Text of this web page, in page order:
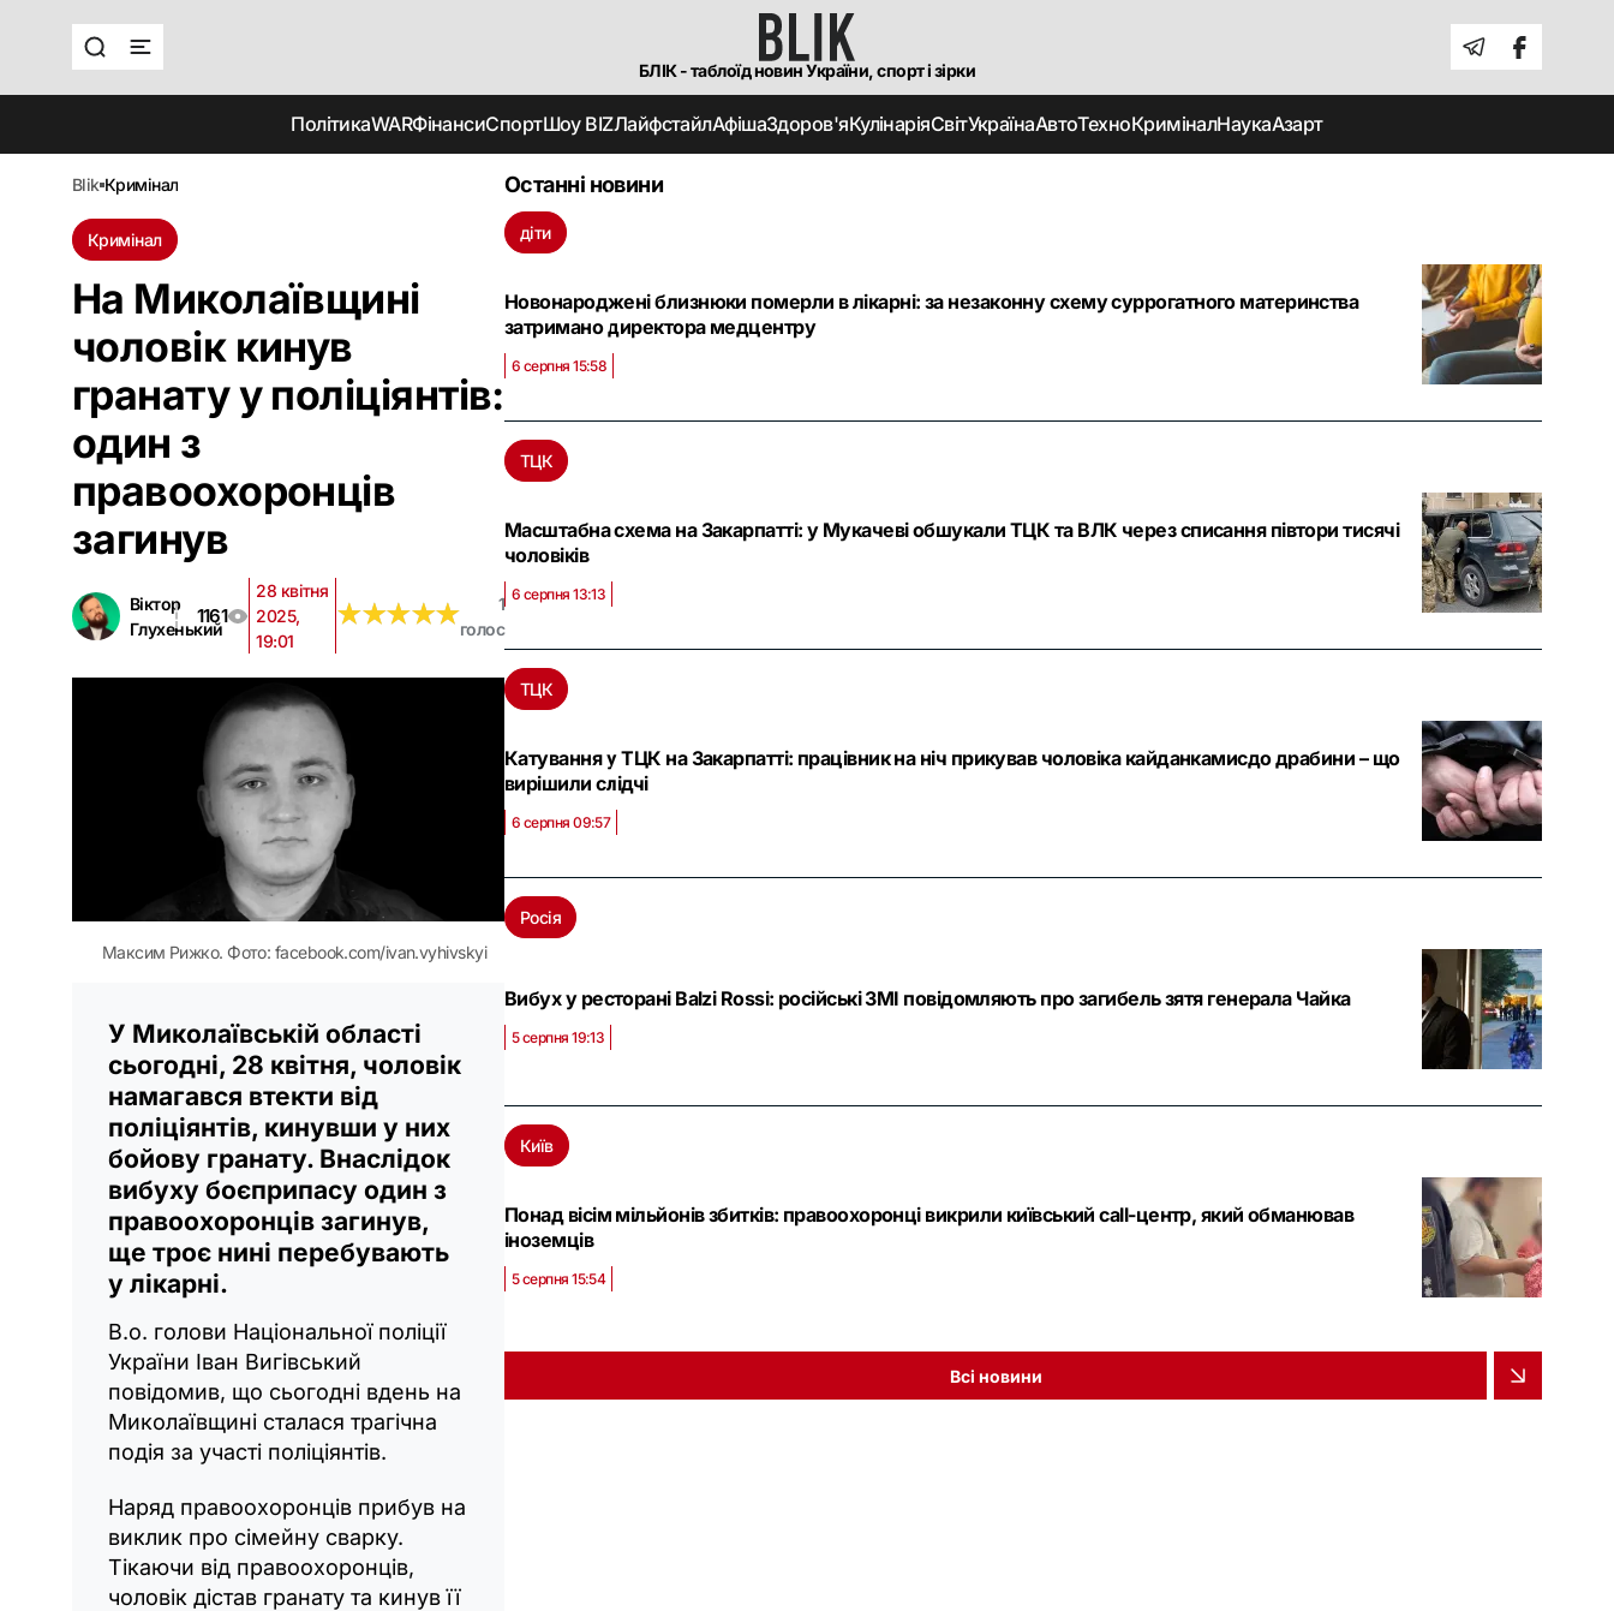
БЛІК - таблоїд новин України, спорт і зірки
ПолітикаWARФінансиСпортШоу BIZЛайфстайлАфішаЗдоров'яКулінаріяСвітУкраїнаАвтоТехноКриміналНаукаАзарт
blik кримінал
Кримінал
На Миколаївщині
чоловік кинув
гранату у поліціянтів:
один з
правоохоронців
загинув
Віктор
Глухенький
1161
28 квітня
2025,
19:01
★★★★★
★★★★★
1
голос
Максим Рижко. Фото: facebook.com/ivan.vyhivskyi
У Миколаївській області
сьогодні, 28 квітня, чоловік
намагався втекти від
поліціянтів, кинувши у них
бойову гранату. Внаслідок
вибуху боєприпасу один з
правоохоронців загинув,
ще троє нині перебувають
у лікарні.
В.о. голови Національної поліції
України Іван Вигівський
повідомив, що сьогодні вдень на
Миколаївщині сталася трагічна
подія за участі поліціянтів.
Наряд правоохоронців прибув на
виклик про сімейну сварку.
Тікаючи від правоохоронців,
чоловік дістав гранату та кинув її
Останні новини
діти
Новонароджені близнюки померли в лікарні: за незаконну схему суррогатного материнства
затримано директора медцентру
6 серпня 15:58
ТЦК
Масштабна схема на Закарпатті: у Мукачеві обшукали ТЦК та ВЛК через списання півтори тисячі
чоловіків
6 серпня 13:13
ТЦК
Катування у ТЦК на Закарпатті: працівник на ніч прикував чоловіка кайданкамисдо драбини – що
вирішили слідчі
6 серпня 09:57
Росія
Вибух у ресторані Balzi Rossi: російські ЗМІ повідомляють про загибель зятя генерала Чайка
5 серпня 19:13
Київ
Понад вісім мільйонів збитків: правоохоронці викрили київський call-центр, який обманював
іноземців
5 серпня 15:54
Всі новини